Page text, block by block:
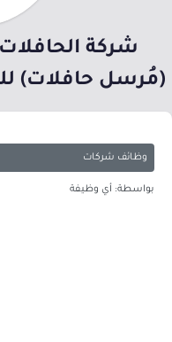
شركة
(مُرسل حافلات)
وظائف شركات
بواسطة: أي وظيفة